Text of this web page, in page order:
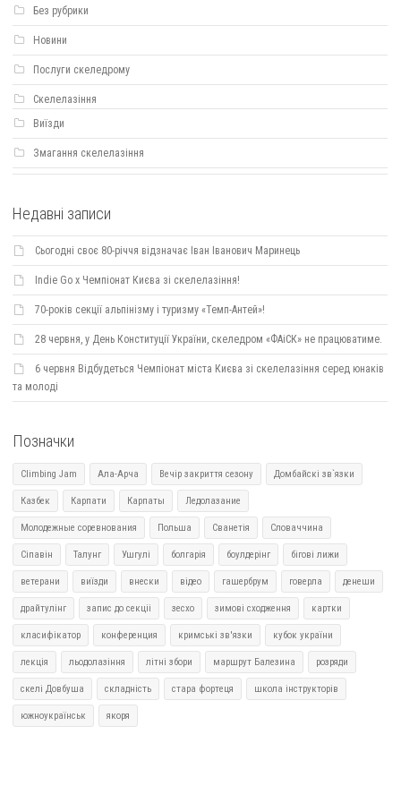
Без рубрики
Новини
Послуги скеледрому
Скелелазіння
Виїзди
Змагання скелелазіння
Недавні записи
Сьогодні своє 80-річчя відзначає Іван Іванович Маринець
Indie Go х Чемпіонат Києва зі скелелазіння!
70-років секції альпінізму і туризму «Темп-Антей»!
28 червня, у День Конституції України, скеледром «ФАіСК» не працюватиме.
6 червня Відбудеться Чемпіонат міста Києва зі скелелазіння серед юнаків
та молоді
Позначки
Climbing Jam Ала-Арча Вечір закриття сезону Домбайскі зв`язки
Казбек Карпати Карпаты Ледолазание
Молодежные соревнования Польша Сванетія Словаччина
Сіпавін Талунг Ушгулі болгарія боулдерінг бігові лижи
ветерани виїзди внески відео гашербрум говерла денеши
драйтулінг запис до секціі зесхо зимові сходження картки
класифікатор конференция кримські зв'язки кубок україни
лекція льодолазіння літні збори маршрут Балезина розряди
скелі Довбуша складність стара фортеця школа інструкторів
южноукраїнськ якоря